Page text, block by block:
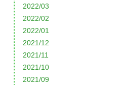
2022/03
2022/02
2022/01
2021/12
2021/11
2021/10
2021/09